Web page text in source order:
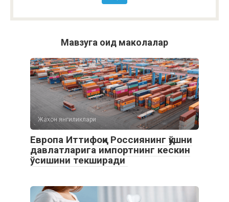
Мавзуга оид маколалар
Жахон янгиликлари
Европа Иттифоқи Россиянинг қўшни
давлатларига импортнинг кескин
ўсишини текширади